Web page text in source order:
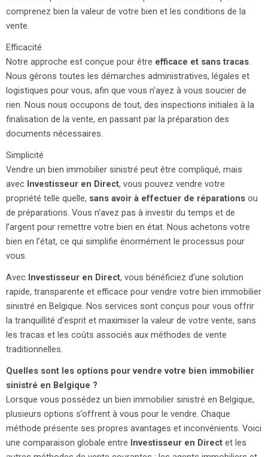
comprenez bien la valeur de votre bien et les conditions de la
vente.
Efficacité
Notre approche est conçue pour être efficace et sans tracas.
Nous gérons toutes les démarches administratives, légales et
logistiques pour vous, afin que vous n’ayez à vous soucier de
rien. Nous nous occupons de tout, des inspections initiales à la
finalisation de la vente, en passant par la préparation des
documents nécessaires.
Simplicité
Vendre un bien immobilier sinistré peut être compliqué, mais
avec Investisseur en Direct, vous pouvez vendre votre
propriété telle quelle, sans avoir à effectuer de réparations ou
de préparations. Vous n’avez pas à investir du temps et de
l’argent pour remettre votre bien en état. Nous achetons votre
bien en l’état, ce qui simplifie énormément le processus pour
vous.
Avec Investisseur en Direct, vous bénéficiez d’une solution
rapide, transparente et efficace pour vendre votre bien immobilier
sinistré en Belgique. Nos services sont conçus pour vous offrir
la tranquillité d’esprit et maximiser la valeur de votre vente, sans
les tracas et les coûts associés aux méthodes de vente
traditionnelles.
Quelles sont les options pour vendre votre bien immobilier
sinistré en Belgique ?
Lorsque vous possédez un bien immobilier sinistré en Belgique,
plusieurs options s’offrent à vous pour le vendre. Chaque
méthode présente ses propres avantages et inconvénients. Voici
une comparaison globale entre Investisseur en Direct et les